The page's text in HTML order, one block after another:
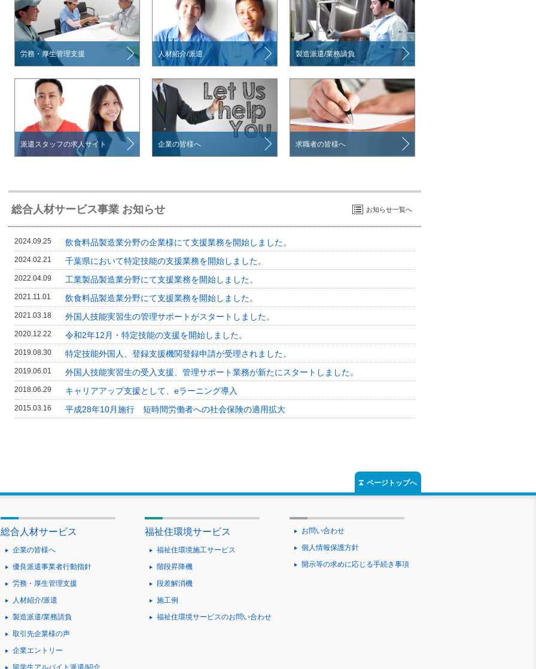
労務・厚生管理支援 人材紹介/派遣 製造派遣/業務請負
派遣スタッフの求人サイト 企業の皆様へ 求職者の皆様へ
総合人材サービス事業 お知らせ お知らせ一覧へ
2024.09.25 飲食料品製造業分野の企業様にて支援業務を開始しました。
2024.02.21 千葉県において特定技能の支援業務を開始しました。
2022.04.09 工業製品製造業分野にて支援業務を開始しました。
2021.11.01 飲食料品製造業分野にて支援業務を開始しました。
2021.03.18 外国人技能実習生の管理サポートがスタートしました。
2020.12.22 令和2年12月・特定技能の支援を開始しました。
2019.08.30 特定技能外国人、登録支援機関登録申請が受理されました。
2019.06.01 外国人技能実習生の受入支援、管理サポート業務が新たにスタートしました。
2018.06.29 キャリアアップ支援として、eラーニング導入
2015.03.16 平成28年10月施行 短時間労働者への社会保険の適用拡大
ページトップへ
総合人材サービス
企業の皆様へ
優良派遣事業者行動指針
労務・厚生管理支援
人材紹介/派遣
製造派遣/業務請負
取引先企業様の声
企業エントリー
留学生アルバイト派遣/紹介
福祉住環境サービス
福祉住環境施工サービス
階段昇降機
段差解消機
施工例
福祉住環境サービスのお問い合わせ
お問い合わせ
個人情報保護方針
開示等の求めに応じる手続き事項